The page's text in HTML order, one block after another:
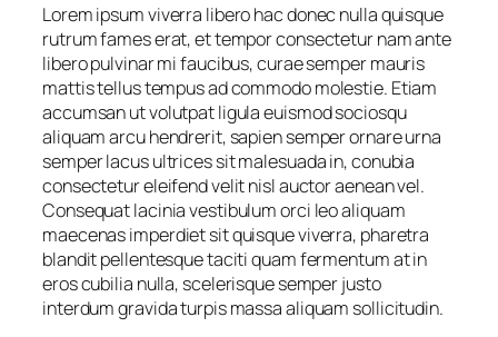
Lorem ipsum viverra libero hac donec nulla quisque
rutrum fames erat, et tempor consectetur nam ante
libero pulvinar mi faucibus, curae semper mauris
mattis tellus tempus ad commodo molestie. Etiam
accumsan ut volutpat ligula euismod sociosqu
aliquam arcu hendrerit, sapien semper ornare urna
semper lacus ultrices sit malesuada in, conubia
consectetur eleifend velit nisl auctor aenean vel.
Consequat lacinia vestibulum orci leo aliquam
maecenas imperdiet sit quisque viverra, pharetra
blandit pellentesque taciti quam fermentum at in
eros cubilia nulla, scelerisque semper justo
interdum gravida turpis massa aliquam sollicitudin.